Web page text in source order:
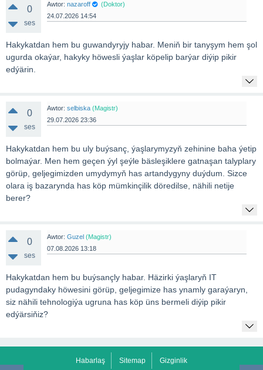
0
ses
Awtor: nazaroff
(Doktor)
24.07.2026 14:54
Hakykatdan hem bu guwandyryjy habar. Meniň bir tanyşym hem şol
ugurda okaýar, hakyky höwesli ýaşlar köpelip barýar diýip pikir
edýärin.
0
ses
Awtor: selbiska (Magistr)
29.07.2026 23:36
Hakykatdan hem bu uly buýsanç, ýaşlarymyzyň zehinine baha ýetip
bolmaýar. Men hem geçen ýyl şeýle bäsleşiklere gatnaşan talyplary
görüp, geljegimizden umydymyň has artandygyny duýdum. Sizce
olara iş bazarynda has köp mümkinçilik döredilse, nähili netije
berer?
0
ses
Awtor: Guzel (Magistr)
07.08.2026 13:18
Hakykatdan hem bu buýsançly habar. Häzirki ýaşlaryň IT
pudagyndaky höwesini görüp, geljegimize has ynamly garaýaryn,
siz nähili tehnologiýa ugruna has köp üns bermeli diýip pikir
edýärsiňiz?
Habarlaş Sitemap Gizginlik